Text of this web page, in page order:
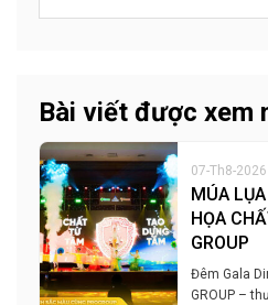
Bài viết được xem
07-Th8-2026
MÚA
HỌA
GROUP
Đêm Gala
GROUP –